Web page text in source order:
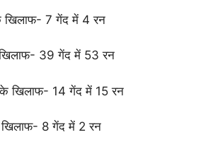
खिलाफ- 7 गेंद में 4 रन
39 गेंद में 53 रन
के खिलाफ- 14 गेंद में 15 रन
खिलाफ- 8 गेंद में 2 रन